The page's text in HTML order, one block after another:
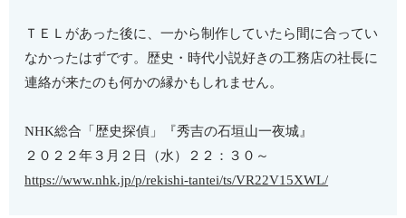
ＴＥＬがあった後に、一から制作していたら間に合ってい
なかったはずです。歴史・時代小説好きの工務店の社長に
連絡が来たのも何かの縁かもしれません。
NHK総合「歴史探偵」『秀吉の石垣山一夜城』
２０２２年３月２日（水）２２：３０～
https://www.nhk.jp/p/rekishi-tantei/ts/VR22V15XWL/